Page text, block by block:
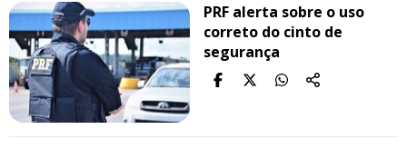
PRF alerta sobre o uso
correto do cinto de
segurança